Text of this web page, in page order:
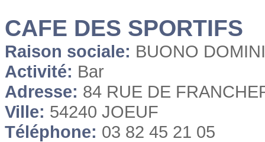
CAFE DES SPORTIFS
Raison sociale: BUONO
Activité: Bar
Adresse: 84 RUE DE
Ville: 54240 JOEUF
Téléphone: 03 82 45 21 05